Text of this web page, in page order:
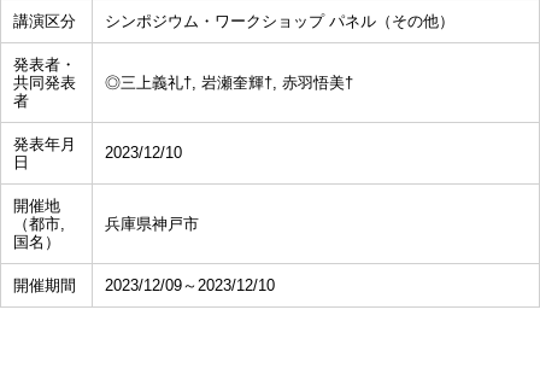
講演区分 シンポジウム・ワークショップ パネル（その他）
発表者・
共同発表
者
◎三上義礼†, 岩瀬奎輝†, 赤羽悟美†
発表年月
日
2023/12/10
開催地
（都市,
国名）
兵庫県神戸市
開催期間 2023/12/09～2023/12/10